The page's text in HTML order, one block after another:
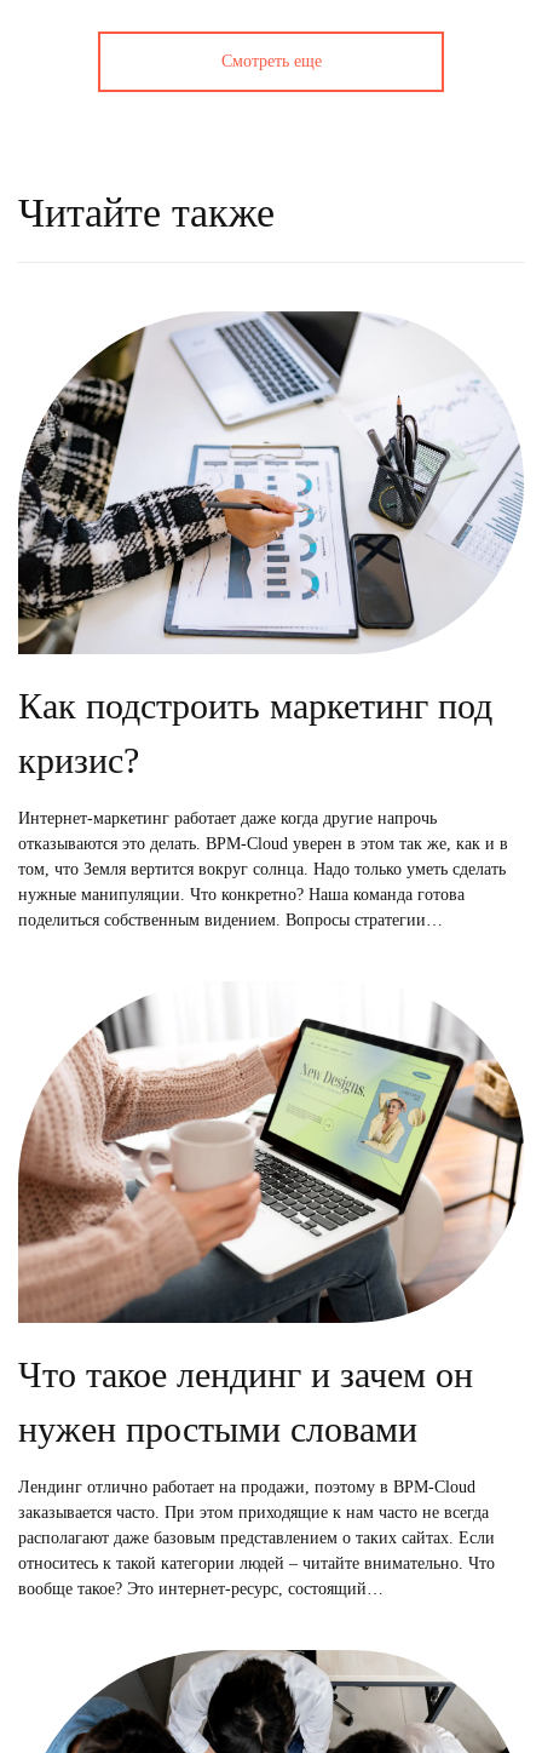
Смотреть еще
Читайте также
Как подстроить маркетинг под
кризис?
Интернет-маркетинг работает даже когда другие напрочь
отказываются это делать. BPM-Cloud уверен в этом так же, как и в
том, что Земля вертится вокруг солнца. Надо только уметь сделать
нужные манипуляции. Что конкретно? Наша команда готова
поделиться собственным видением. Вопросы стратегии…
Что такое лендинг и зачем он
нужен простыми словами
Лендинг отлично работает на продажи, поэтому в BPM-Cloud
заказывается часто. При этом приходящие к нам часто не всегда
располагают даже базовым представлением о таких сайтах. Если
относитесь к такой категории людей – читайте внимательно. Что
вообще такое? Это интернет-ресурс, состоящий…